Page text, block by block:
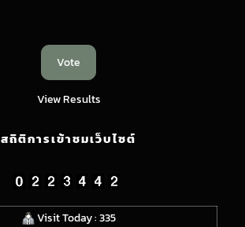
View Results
สถิติการเข้าชมเว็บไซต์
Visit Today : 335